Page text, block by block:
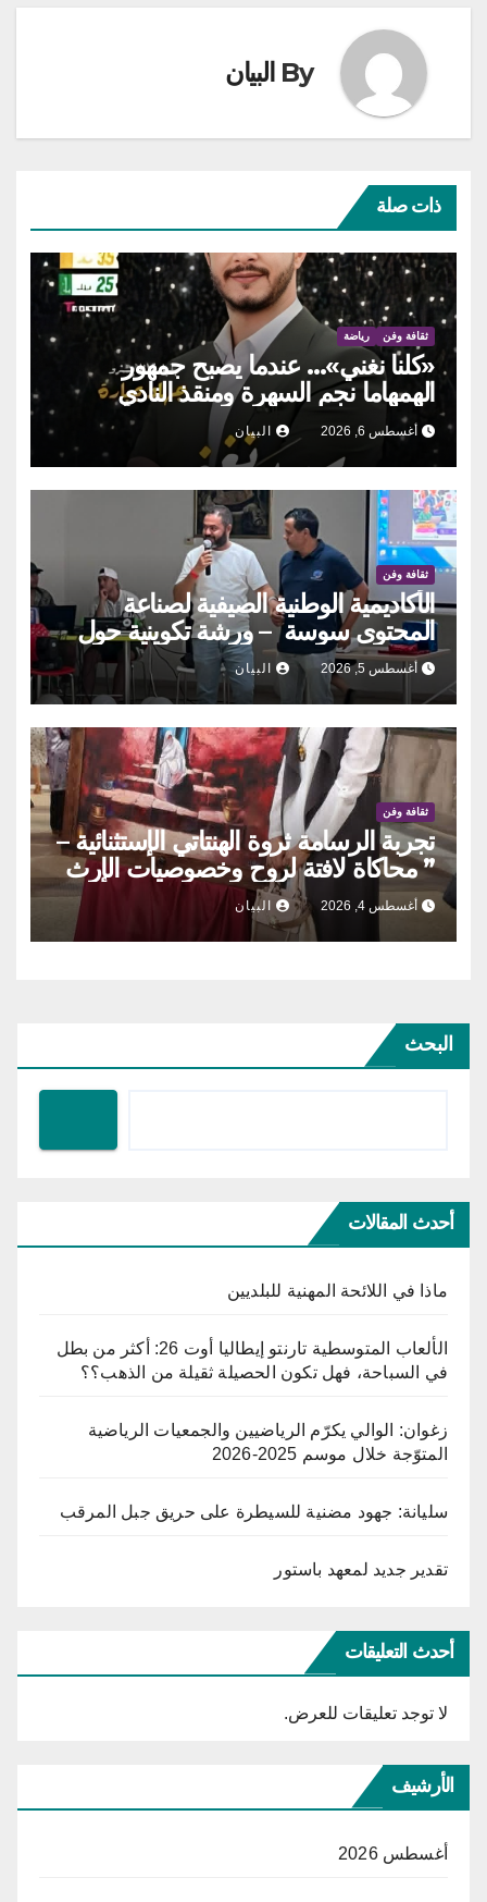
By البيان
ذات صلة
ثقافة وفن رياضة
«كلنا نغني»… عندما يصبح جمهور
الهمهاما نجم السهرة ومنقذ النادي
أغسطس 6, 2026 البيان
ثقافة وفن
الأكاديمية الوطنية الصيفية لصناعة
المحتوى سوسة – ورشة تكوينية حول
الحوكمة التشاركية
أغسطس 5, 2026 البيان
ثقافة وفن
تجربة الرسامة ثروة الهنتاتي الإستثنائية –
” محاكاة لافتة لروح وخصوصيات الإرث
العمراني والحراك الإنساني بلمسات
أنثويٌة مدهشة”
أغسطس 4, 2026 البيان
البحث
أحدث المقالات
ماذا في اللائحة المهنية للبلديين
الألعاب المتوسطية تارنتو إيطاليا أوت 26: أكثر من بطل
في السباحة، فهل تكون الحصيلة ثقيلة من الذهب؟؟
زغوان: الوالي يكرّم الرياضيين والجمعيات الرياضية
المتوّجة خلال موسم 2025-2026
سليانة: جهود مضنية للسيطرة على حريق جبل المرقب
تقدير جديد لمعهد باستور
أحدث التعليقات
لا توجد تعليقات للعرض.
الأرشيف
أغسطس 2026